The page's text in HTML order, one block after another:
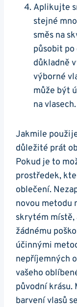
Aplikujte
stejné
směs na
působit
důkladně
výborné
může být
na vlasech.
Jakmile
důležité prát
Pokud je to
prostředek,
oblečení.
novou metodu
skrytém místě,
žádnému
účinnými
nepříjemných
vašeho
původní krásu.
barvení vlasů